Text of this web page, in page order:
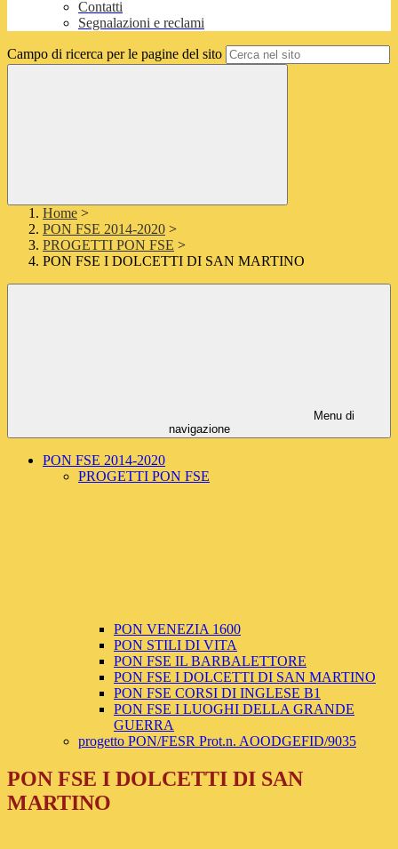
Contatti
Segnalazioni e reclami
Campo di ricerca per le pagine del sito
Home >
PON FSE 2014-2020 >
PROGETTI PON FSE >
PON FSE I DOLCETTI DI SAN MARTINO
Menu di
navigazione
PON FSE 2014-2020
PROGETTI PON FSE
PON VENEZIA 1600
PON STILI DI VITA
PON FSE IL BARBALETTORE
PON FSE I DOLCETTI DI SAN MARTINO
PON FSE CORSI DI INGLESE B1
PON FSE I LUOGHI DELLA GRANDE
GUERRA
progetto PON/FESR Prot.n. AOODGEFID/9035
PON FSE I DOLCETTI DI SAN
MARTINO